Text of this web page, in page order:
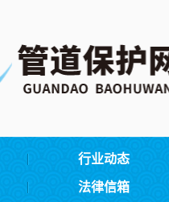
行业动态
法律信箱